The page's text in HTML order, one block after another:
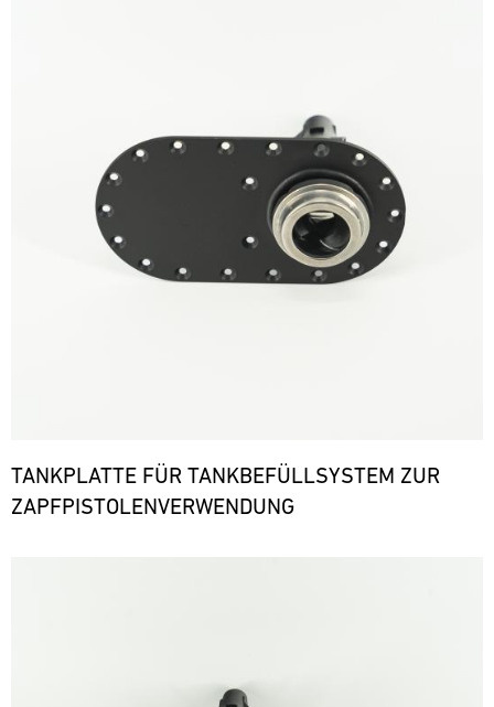
TANKPLATTE FÜR TANKBEFÜLLSYSTEM ZUR
ZAPFPISTOLENVERWENDUNG